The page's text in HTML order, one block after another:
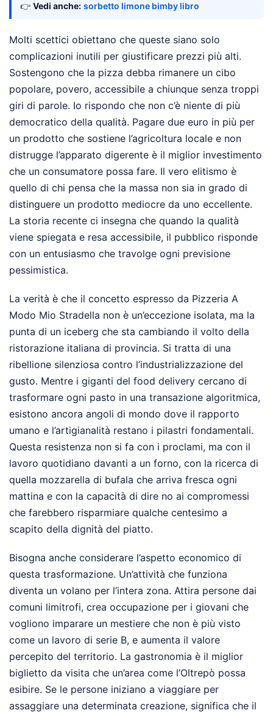
👉 Vedi anche: sorbetto limone bimby libro
Molti scettici obiettano che queste siano solo
complicazioni inutili per giustificare prezzi più alti.
Sostengono che la pizza debba rimanere un cibo
popolare, povero, accessibile a chiunque senza troppi
giri di parole. Io rispondo che non c’è niente di più
democratico della qualità. Pagare due euro in più per
un prodotto che sostiene l’agricoltura locale e non
distrugge l’apparato digerente è il miglior investimento
che un consumatore possa fare. Il vero elitismo è
quello di chi pensa che la massa non sia in grado di
distinguere un prodotto mediocre da uno eccellente.
La storia recente ci insegna che quando la qualità
viene spiegata e resa accessibile, il pubblico risponde
con un entusiasmo che travolge ogni previsione
pessimistica.
La verità è che il concetto espresso da Pizzeria A
Modo Mio Stradella non è un’eccezione isolata, ma la
punta di un iceberg che sta cambiando il volto della
ristorazione italiana di provincia. Si tratta di una
ribellione silenziosa contro l’industrializzazione del
gusto. Mentre i giganti del food delivery cercano di
trasformare ogni pasto in una transazione algoritmica,
esistono ancora angoli di mondo dove il rapporto
umano e l’artigianalità restano i pilastri fondamentali.
Questa resistenza non si fa con i proclami, ma con il
lavoro quotidiano davanti a un forno, con la ricerca di
quella mozzarella di bufala che arriva fresca ogni
mattina e con la capacità di dire no ai compromessi
che farebbero risparmiare qualche centesimo a
scapito della dignità del piatto.
Bisogna anche considerare l’aspetto economico di
questa trasformazione. Un’attività che funziona
diventa un volano per l’intera zona. Attira persone dai
comuni limitrofi, crea occupazione per i giovani che
vogliono imparare un mestiere che non è più visto
come un lavoro di serie B, e aumenta il valore
percepito del territorio. La gastronomia è il miglior
biglietto da visita che un’area come l’Oltrepò possa
esibire. Se le persone iniziano a viaggiare per
assaggiare una determinata creazione, significa che il